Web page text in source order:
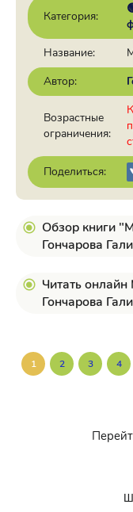
Категория:
Название:
Автор:
Возрастные
ограничения:
Поделиться:
Обзор книги
Гончарова
Читать
Гончарова
1 2 3 4